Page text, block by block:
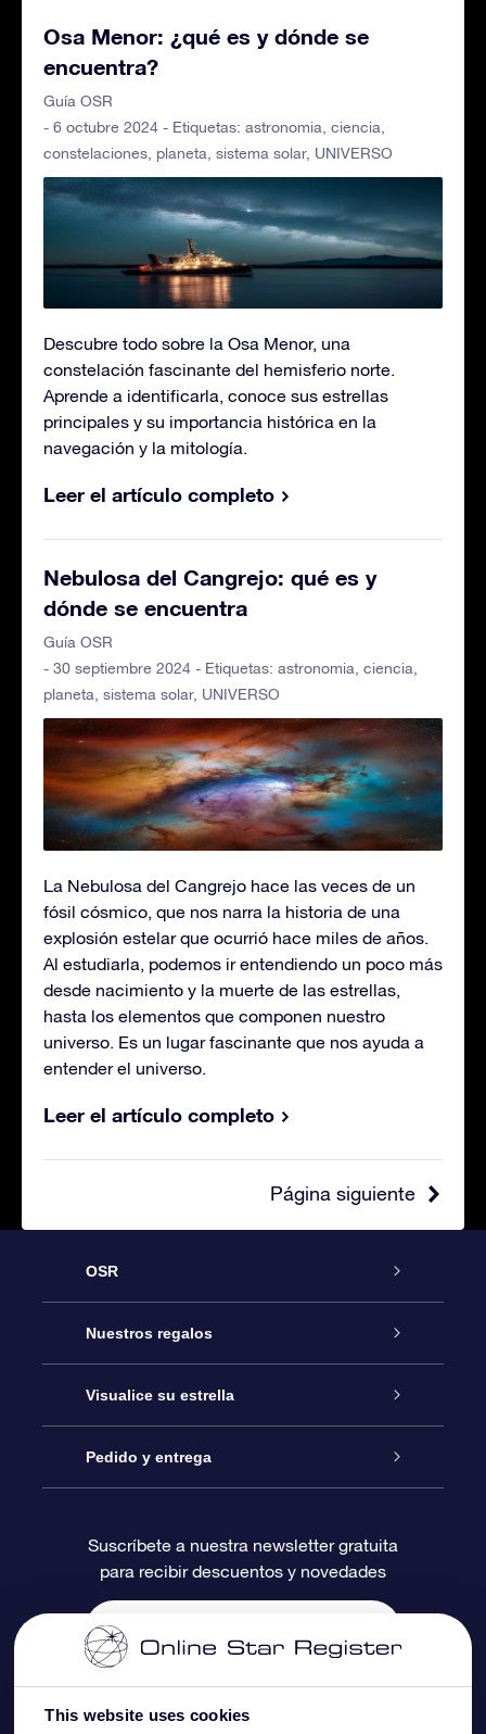
This website uses cookies
Osa Menor: ¿qué es y dónde se
encuentra?
Guía OSR
- 6 octubre 2024 - Etiquetas: astronomia ciencia
constelaciones planeta sistema solar, UNIVERSO
Descubre todo sobre la Osa Menor, una
constelación fascinante del hemisferio norte.
Aprende a identificarla, conoce sus estrellas
principales y su importancia histórica en la
navegación y la mitología.
Leer el artículo completo
Nebulosa del Cangrejo: qué es y
dónde se encuentra
Guía OSR
- 30 septiembre 2024 - Etiquetas: astronomia ciencia
planeta sistema solar, UNIVERSO
La Nebulosa del Cangrejo hace las veces de un
fósil cósmico, que nos narra la historia de una
explosión estelar que ocurrió hace miles de años.
Al estudiarla, podemos ir entendiendo un poco más
desde nacimiento y la muerte de las estrellas,
hasta los elementos que componen nuestro
universo. Es un lugar fascinante que nos ayuda a
entender el universo.
Leer el artículo completo
Página siguiente
OSR
Atención
Contáctanos
Blog
Reseñas
Nuestros regalos
Regalo Estrella Online
Paquete de Regalo OSR
Tarjeta de Regalo OSR
Regalos empresariales
Visualice su estrella
Registro estelar
Página de Estrella Personalizada
Un Millón de Estrellas
Pedido y entrega
Información de Pago
Información de Envío
Suscríbete a nuestra newsletter gratuita
para recibir descuentos y novedades